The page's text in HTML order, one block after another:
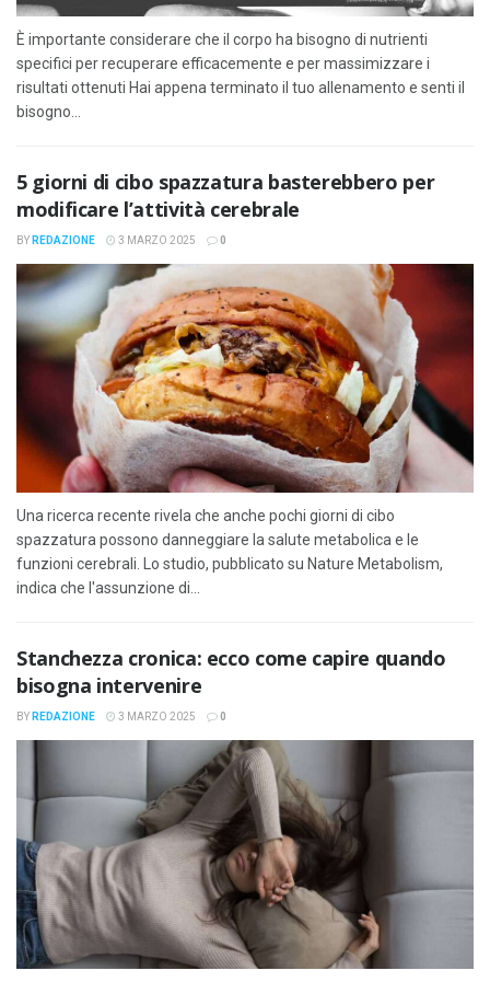
È importante considerare che il corpo ha bisogno di nutrienti
specifici per recuperare efficacemente e per massimizzare i
risultati ottenuti Hai appena terminato il tuo allenamento e senti il
bisogno...
5 giorni di cibo spazzatura basterebbero per
modificare l’attività cerebrale
BY REDAZIONE 3 MARZO 2025 0
Una ricerca recente rivela che anche pochi giorni di cibo
spazzatura possono danneggiare la salute metabolica e le
funzioni cerebrali. Lo studio, pubblicato su Nature Metabolism,
indica che l'assunzione di...
Stanchezza cronica: ecco come capire quando
bisogna intervenire
BY REDAZIONE 3 MARZO 2025 0